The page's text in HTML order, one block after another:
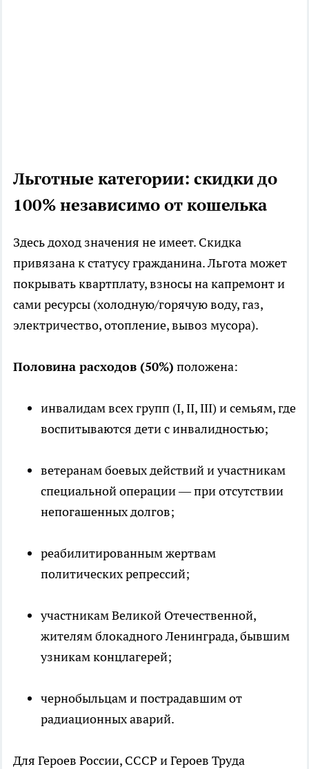
Льготные категории: скидки до
100% независимо от кошелька
Здесь доход значения не имеет. Скидка
привязана к статусу гражданина. Льгота может
покрывать квартплату, взносы на капремонт и
сами ресурсы (холодную/горячую воду, газ,
электричество, отопление, вывоз мусора).
Половина расходов (50%) положена:
инвалидам всех групп (I, II, III) и семьям, где
воспитываются дети с инвалидностью;
ветеранам боевых действий и участникам
специальной операции — при отсутствии
непогашенных долгов;
реабилитированным жертвам
политических репрессий;
участникам Великой Отечественной,
жителям блокадного Ленинграда, бывшим
узникам концлагерей;
чернобыльцам и пострадавшим от
радиационных аварий.
Для Героев России, СССР и Героев Труда